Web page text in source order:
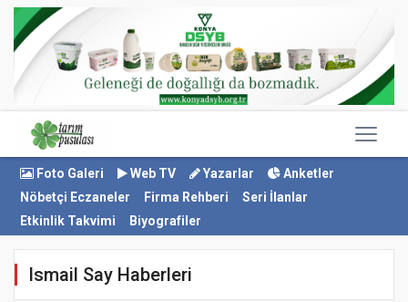
Foto Galeri Web TV Yazarlar
Anketler
Nöbetçi Eczaneler
Firma Rehberi
Seri İlanlar
Etkinlik Takvimi
Biyografiler
Ismail Say Haberleri